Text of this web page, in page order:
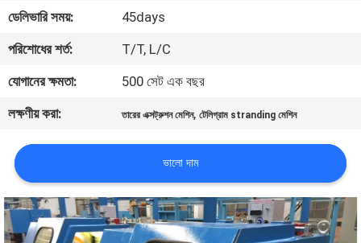
কারখানা
পরিদর্শন
গুণমান
নিয়ন্ত্রণ
আমাদের
সাথে
যোগাযোগ
ডেলিভারি সময়:
45days
পরিশোধের শর্ত:
T/T, L/C
যোগানের ক্ষমতা:
500 সেট এক বছর
লক্ষণীয় করা:
তারের এক্সট্রুশন মেশিন,টেলিগ্রাম stranding মেশিন
ভালো দাম